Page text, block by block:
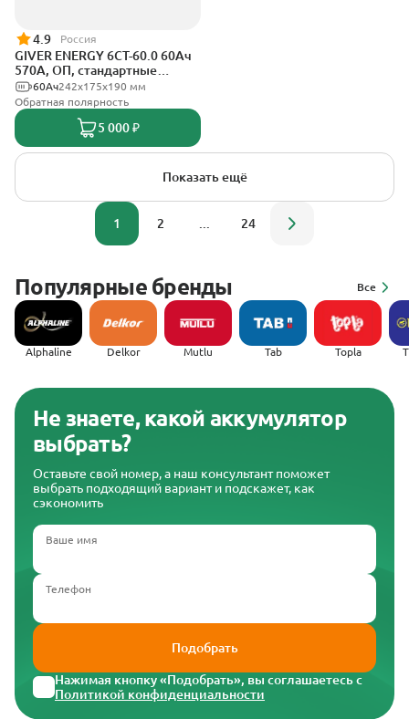
4.9 Россия
GIVER ENERGY 6СТ-60.0 60Ач
570А, ОП, стандартные
клеммы242х175х190 мм
60Ач
Обратная полярность
5 000 ₽
Показать ещё
1 2 24
Популярные бренды Все
Alphaline Delkor Mutlu Tab Topla
Не знаете, какой аккумулятор
выбрать?
Оставьте свой номер, а наш консультант поможет
выбрать подходящий вариант и подскажет, как
сэкономить
Ваше имя
Телефон
Подобрать
Нажимая кнопку «Подобрать», вы соглашаетесь с
Политикой конфиденциальности